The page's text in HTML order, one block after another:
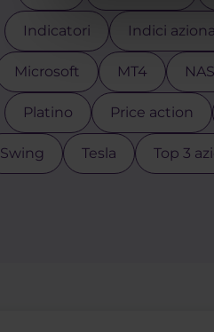
Indicatori Indici
Microsoft MT4
Platino Price action
Swing Tesla Top 3